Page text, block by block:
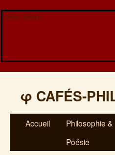
Veuillez patienter...
φ CAFÉS-
Accueil
Philosophie &
Poésie